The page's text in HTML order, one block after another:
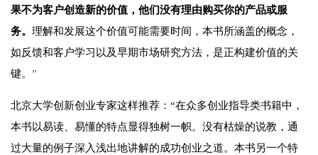
果不为客户创造新的价值，他们没有理由购买你的产品或服
务。 理解和发展这个价值可能需要时间，本书所涵盖的概念，
如反馈和客户学习以及早期市场研究方法，是正构建价值的关
键。 ”
北京大学创新创业专家这样推荐：“在众多创业指导类书籍中，
本书以易读、易懂的特点显得独树一帜。没有枯燥的说教，通
过大量的例子深入浅出地讲解的成功创业之道。本书另一个特